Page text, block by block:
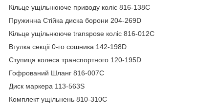
Кільце ущільнююче приводу коліс 816-138C
Пружинна Стійка диска борони 204-269D
Кільце ущільнююче transpose коліс 816-012C
Втулка секції 0-го сошника 142-198D
Ступиця колеса транспортного 120-195D
Гофрований Шланг 816-007C
Диск маркера 113-563S
Комплект ущільнень 810-310C